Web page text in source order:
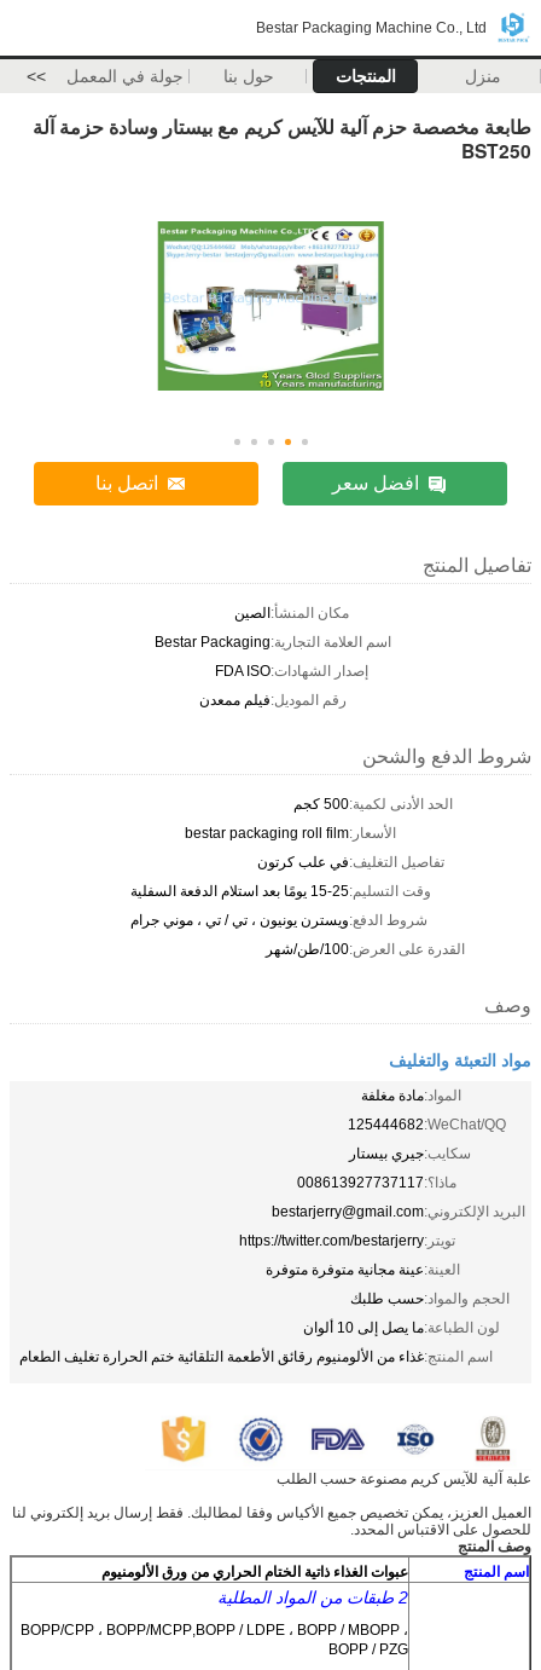
Bestar Packaging Machine Co., Ltd
منزل المنتجات حول بنا جولة في المعمل >>
طابعة مخصصة حزم آلية للآيس كريم مع بيستار وسادة حزمة آلة
BST250
افضل سعر اتصل بنا
تفاصيل المنتج
مكان المنشأ:الصين
اسم العلامة التجارية:Bestar Packaging
إصدار الشهادات:FDA ISO
رقم الموديل:فيلم ممعدن
شروط الدفع والشحن
الحد الأدنى لكمية:500 كجم
الأسعار:bestar packaging roll film
تفاصيل التغليف:في علب كرتون
وقت التسليم:15-25 يومًا بعد استلام الدفعة السفلية
شروط الدفع:ويسترن يونيون ، تي / تي ، موني جرام
القدرة على العرض:100/طن/شهر
وصف
مواد التعبئة والتغليف
المواد:مادة مغلفة
WeChat/QQ:
125444682
سكايب:جيري بيستار
ماذا؟:008613927737117
البريد الإلكتروني:bestarjerry@gmail.com
تويتر:https://twitter.com/bestarjerry
العينة:عينة مجانية متوفرة متوفرة
الحجم والمواد:حسب طلبك
لون الطباعة:ما يصل إلى 10 ألوان
اسم المنتج:غذاء من الألومنيوم رقائق الأطعمة التلقائية ختم الحرارة تغليف الطعام
علبة آلية للآيس كريم مصنوعة حسب الطلب
العميل العزيز، يمكن تخصيص جميع الأكياس وفقا لمطالبك. فقط إرسال بريد إلكتروني لنا
للحصول على الاقتباس المحدد.
وصف المنتج
اسم المنتج
عبوات الغذاء ذاتية الختام الحراري من ورق الألومنيوم
2 طبقات من المواد المطلية
BOPP/CPP ، BOPP/MCPP BOPP / LDPE ، BOPP / MBOPP ،
BOPP / PZG